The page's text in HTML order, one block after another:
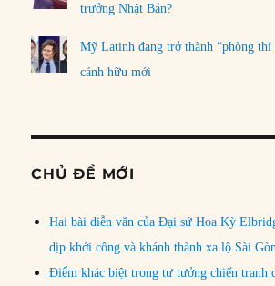
trưởng Nhật Bản?
Mỹ Latinh đang trở thành “phòng thí
cánh hữu mới
CHỦ ĐỀ MỚI
Hai bài diễn văn của Đại sứ Hoa Kỳ
dịp khởi công và khánh thành xa lộ Sài
Điểm khác biệt trong tư tưởng chiến tranh